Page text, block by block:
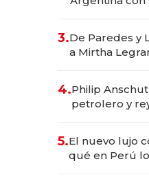
las marcas
3.De Paredes y
a Mirtha
4.Philip
petrolero y
Fénix
5.El nuevo lujo
qué en Perú